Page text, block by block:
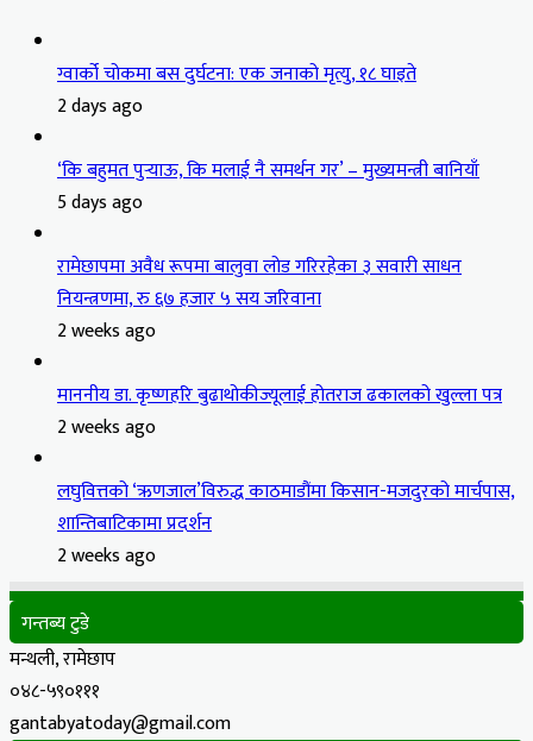
ग्वार्को चोकमा बस दुर्घटना: एक जनाको मृत्यु, १८ घाइते
2 days ago
‘कि बहुमत पुर्‍याऊ, कि मलाई नै समर्थन गर’ – मुख्यमन्त्री बानियाँ
5 days ago
रामेछापमा अवैध रूपमा बालुवा लोड गरिरहेका ३ सवारी साधन
नियन्त्रणमा, रु ६७ हजार ५ सय जरिवाना
2 weeks ago
माननीय डा. कृष्णहरि बुढाथोकीज्यूलाई होतराज ढकालको खुल्ला पत्र
2 weeks ago
लघुवित्तको ‘ऋणजाल’विरुद्ध काठमाडौंमा किसान-मजदुरको मार्चपास,
शान्तिबाटिकामा प्रदर्शन
2 weeks ago
गन्तब्य टुडे
मन्थली, रामेछाप
०४८-५९०१११
gantabyatoday@gmail.com